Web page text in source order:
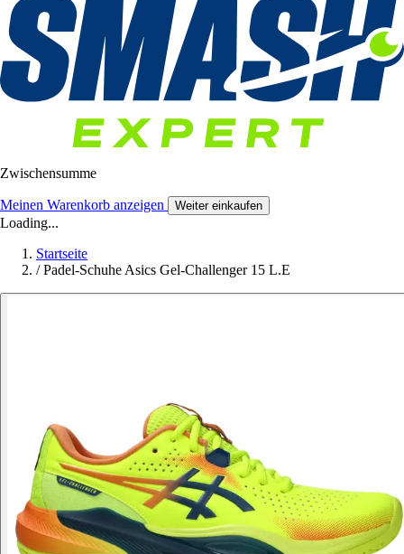
Zwischensumme
Meinen Warenkorb anzeigen Weiter einkaufen
Loading...
Startseite
/ Padel-Schuhe Asics Gel-Challenger 15 L.E